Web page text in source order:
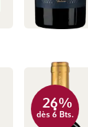
au panier
26%
dès 6 Bts.